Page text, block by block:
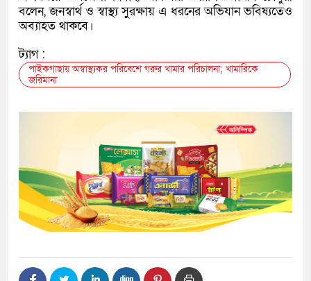
বলেন, জনস্বার্থ ও স্বাস্থ্য সুরক্ষায় এ ধরনের অভিযান ভবিষ্যতেও
অব্যাহত থাকবে।
ট্যাগ :
পাইকগাছায় অস্বাস্থ্যকর পরিবেশে গরুর খামার পরিচালনা; খামারিকে
জরিমানা